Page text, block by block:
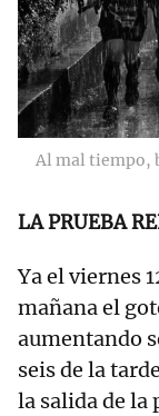
Al mal tiempo,
LA PRUEBA
Ya el viernes
mañana el
aumentando
seis de la
la salida de la